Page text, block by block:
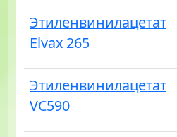
Этиленвинилацетат
Elvax 265
Этиленвинилацетат
VC590